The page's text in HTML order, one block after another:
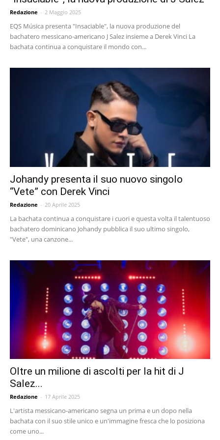
Redazione - 2 Maggio 2025
EQS Música presenta "Insaciable", la nuova produzione del
bachatero messicano-americano J Salez insieme a Derek Vinci La
bachata continua a conquistare il mondo con...
Johandy presenta il suo nuovo singolo
“Vete” con Derek Vinci
Redazione - 20 Aprile 2025
La bachata continua a conquistare i cuori e questa volta il talentuoso
bachatero dominicano Johandy pubblica il suo ultimo singolo,
"Vete", una canzone...
Oltre un milione di ascolti per la hit di J
Salez...
Redazione - 17 Aprile 2025
L'artista messicano-americano segna un prima e un dopo nella
bachata con il suo stile unico e un'immagine fresca che lo posiziona
come uno...